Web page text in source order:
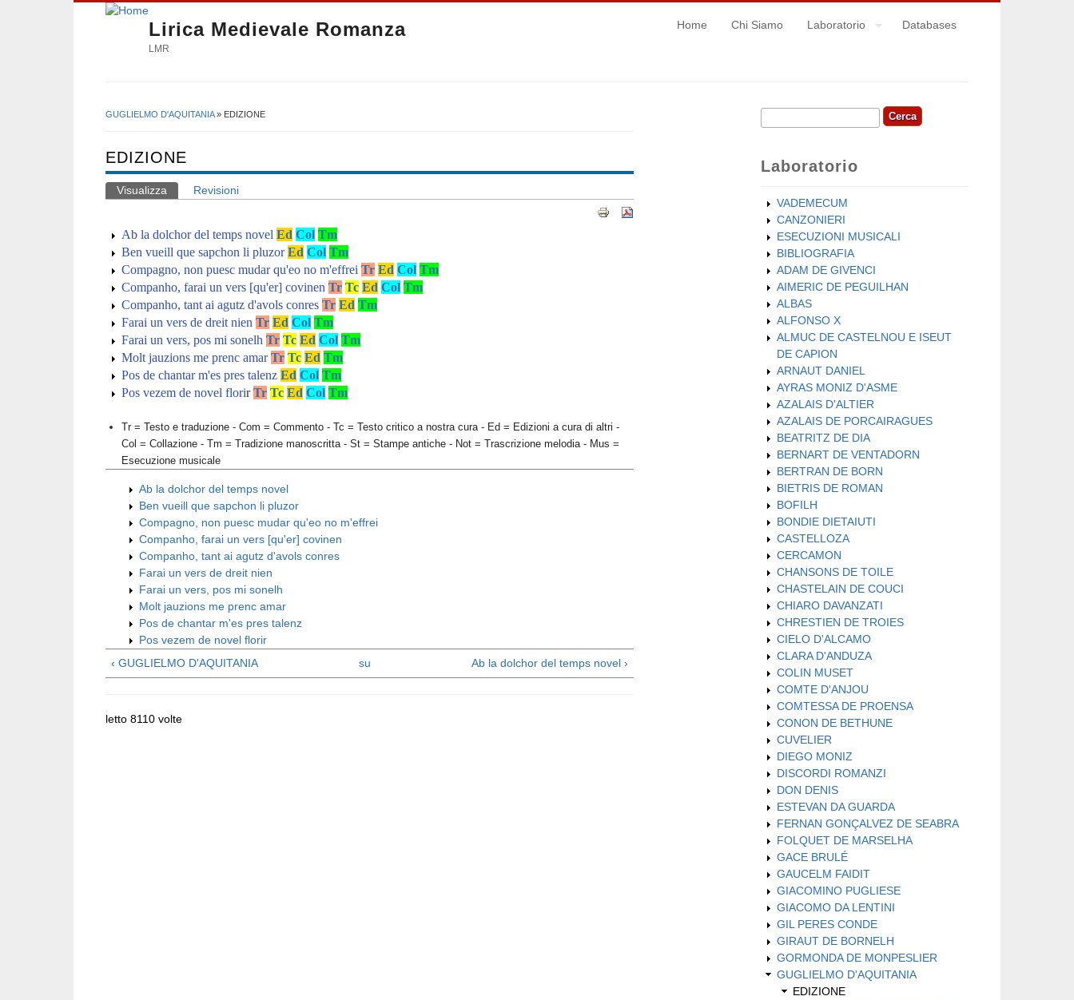
Lirica Medievale Romanza
LMR
Home Chi Siamo Laboratorio Databases
GUGLIELMO D'AQUITANIA» EDIZIONE
EDIZIONE
Schede primarie
Visualizza (scheda attiva)
Revisioni
Ab la dolchor del temps novel Ed Col Tm
Ben vueill que sapchon li pluzor Ed Col Tm
Compagno, non puesc mudar qu'eo no m'effrei Tr Ed Col Tm
Companho, farai un vers [qu'er] covinen Tr Tc Ed Col Tm
Companho, tant ai agutz d'avols conres Tr Ed Tm
Farai un vers de dreit nien Tr Ed Col Tm
Farai un vers, pos mi sonelh Tr Tc Ed Col Tm
Molt jauzions me prenc amar Tr Tc Ed Tm
Pos de chantar m'es pres talenz Ed Col Tm
Pos vezem de novel florirTr Tc Ed Col Tm
Tr = Testo e traduzione - Com = Commento - Tc = Testo critico a nostra cura - Ed = Edizioni a cura di altri -
Col = Collazione - Tm = Tradizione manoscritta - St = Stampe antiche - Not = Trascrizione melodia - Mus =
Esecuzione musicale
Ab la dolchor del temps novel
Ben vueill que sapchon li pluzor
Compagno, non puesc mudar qu'eo no m'effrei
Companho, farai un vers [qu'er] covinen
Companho, tant ai agutz d'avols conres
Farai un vers de dreit nien
Farai un vers, pos mi sonelh
Molt jauzions me prenc amar
Pos de chantar m'es pres talenz
Pos vezem de novel florir
‹ GUGLIELMO D'AQUITANIA
su Ab la dolchor del temps novel ›
letto 8110 volte
Form di ricerca
Cerca
Laboratorio
VADEMECUM
CANZONIERI
ESECUZIONI MUSICALI
BIBLIOGRAFIA
ADAM DE GIVENCI
AIMERIC DE PEGUILHAN
ALBAS
ALFONSO X
ALMUC DE CASTELNOU E ISEUT
DE CAPION
ARNAUT DANIEL
AYRAS MONIZ D'ASME
AZALAIS D'ALTIER
AZALAIS DE PORCAIRAGUES
BEATRITZ DE DIA
BERNART DE VENTADORN
BERTRAN DE BORN
BIETRIS DE ROMAN
BOFILH
BONDIE DIETAIUTI
CASTELLOZA
CERCAMON
CHANSONS DE TOILE
CHASTELAIN DE COUCI
CHIARO DAVANZATI
CHRESTIEN DE TROIES
CIELO D'ALCAMO
CLARA D'ANDUZA
COLIN MUSET
COMTE D'ANJOU
COMTESSA DE PROENSA
CONON DE BETHUNE
CUVELIER
DIEGO MONIZ
DISCORDI ROMANZI
DON DENIS
ESTEVAN DA GUARDA
FERNAN GONÇALVEZ DE SEABRA
FOLQUET DE MARSELHA
GACE BRULÉ
GAUCELM FAIDIT
GIACOMINO PUGLIESE
GIACOMO DA LENTINI
GIL PERES CONDE
GIRAUT DE BORNELH
GORMONDA DE MONPESLIER
GUGLIELMO D'AQUITANIA
EDIZIONE